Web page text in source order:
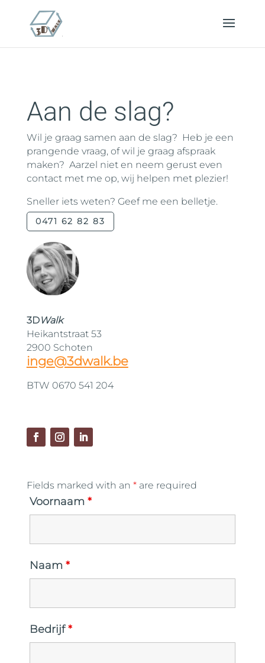
Aan de slag?
Wil je graag samen aan de slag? Heb je een
prangende vraag, of wil je graag afspraak
maken? Aarzel niet en neem gerust even
contact met me op, wij helpen met plezier!
Sneller iets weten? Geef me een belletje.
0471 62 82 83
3DWalk
Heikantstraat 53
2900 Schoten
inge@3dwalk.be
BTW 0670 541 204
Fields marked with an *are required
Voornaam *
Naam *
Bedrijf*